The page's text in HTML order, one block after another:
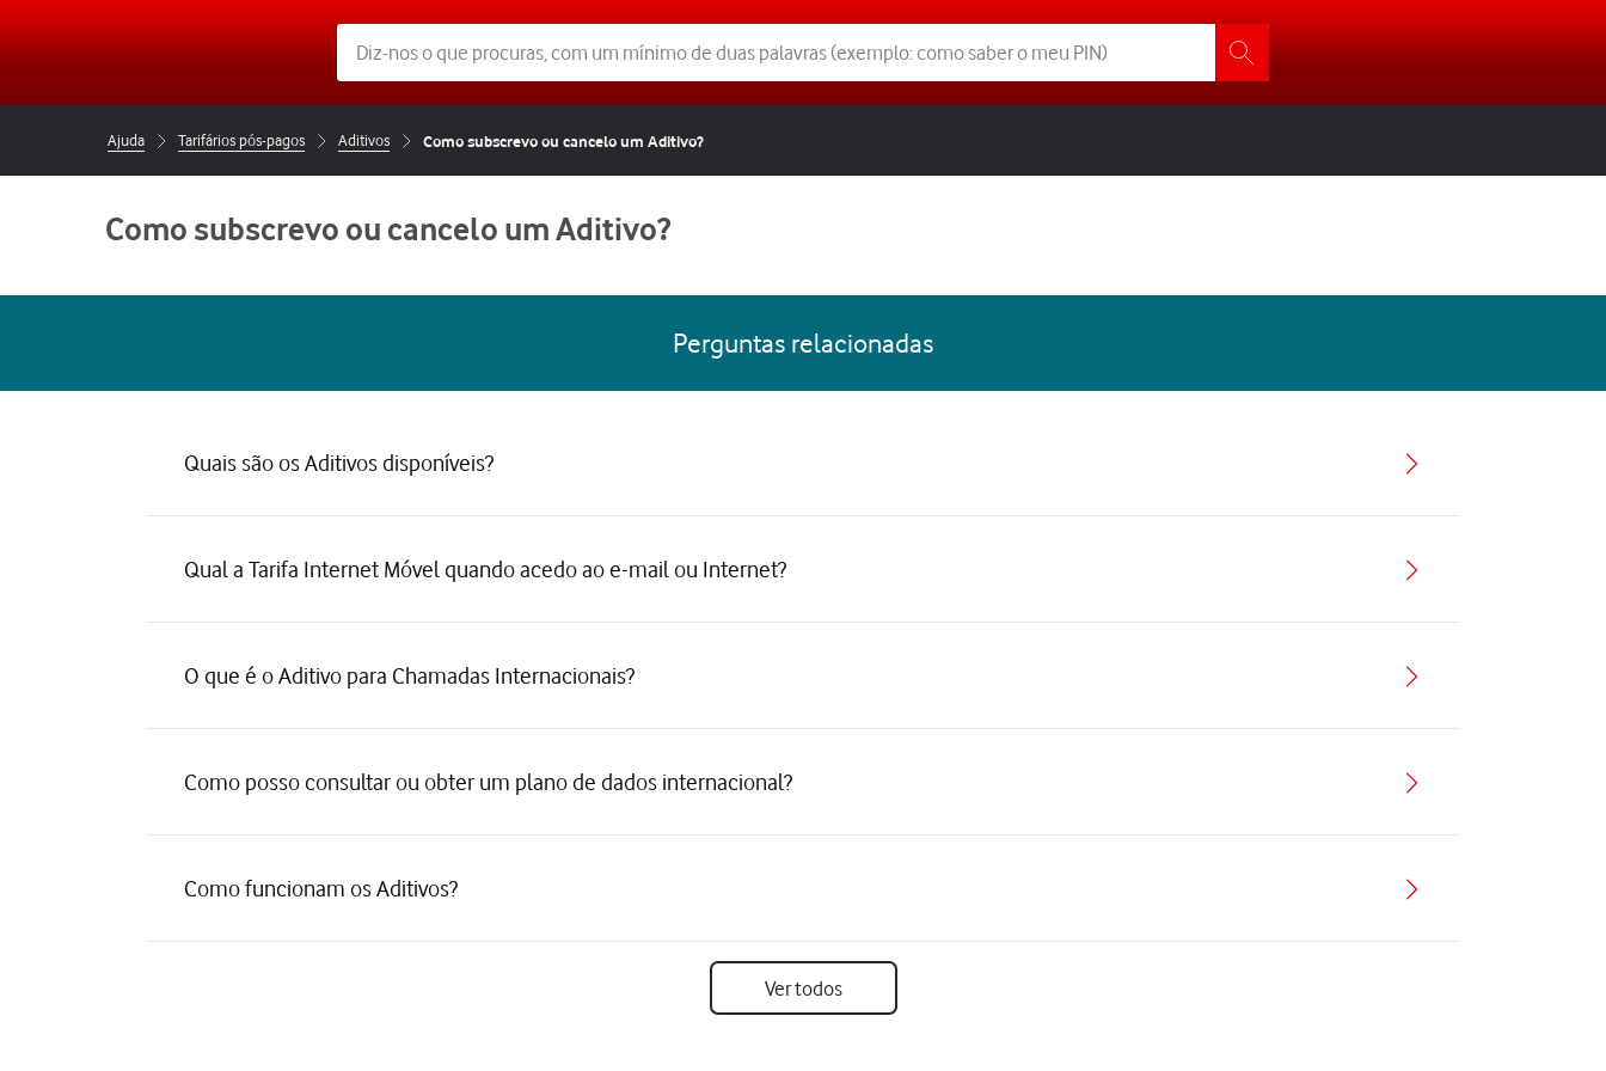
Ajuda Tarifários pós-pagos Aditivos Como subscrevo ou cancelo um Aditivo?
Como subscrevo ou cancelo um Aditivo?
Perguntas relacionadas
Quais são os Aditivos disponíveis?
Qual a Tarifa Internet Móvel quando acedo ao e-mail ou Internet?
O que é o Aditivo para Chamadas Internacionais?
Como posso consultar ou obter um plano de dados internacional?
Como funcionam os Aditivos?
Ver todos